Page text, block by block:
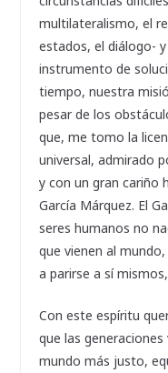
multilateralismo, el
estados, el diálogo-
instrumento de
tiempo, nuestra
pesar de los
que, me tomo la
universal, admirado
y con un gran cariño
García Márquez. El
seres humanos no
que vienen al
a parirse a sí
Con este espíritu
que las
mundo más justo,